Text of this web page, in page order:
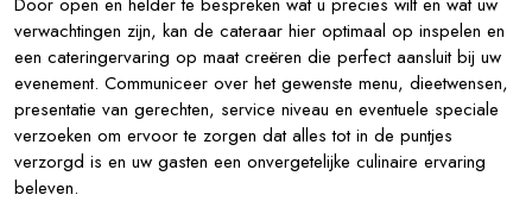
verwachtingen zijn, kan de cateraar hier optimaal op inspelen en
een cateringervaring op maat creëren die perfect aansluit bij uw
evenement. Communiceer over het gewenste menu, dieetwensen,
presentatie van gerechten, service niveau en eventuele speciale
verzoeken om ervoor te zorgen dat alles tot in de puntjes
verzorgd is en uw gasten een onvergetelijke culinaire ervaring
beleven.